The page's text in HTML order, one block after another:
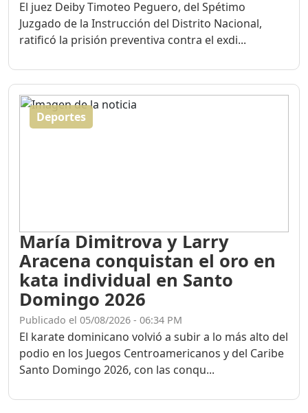
El juez Deiby Timoteo Peguero, del Spétimo
Juzgado de la Instrucción del Distrito Nacional,
ratificó la prisión preventiva contra el exdi...
Deportes
María Dimitrova y Larry
Aracena conquistan el oro en
kata individual en Santo
Domingo 2026
Publicado el 05/08/2026 - 06:34 PM
El karate dominicano volvió a subir a lo más alto del
podio en los Juegos Centroamericanos y del Caribe
Santo Domingo 2026, con las conqu...